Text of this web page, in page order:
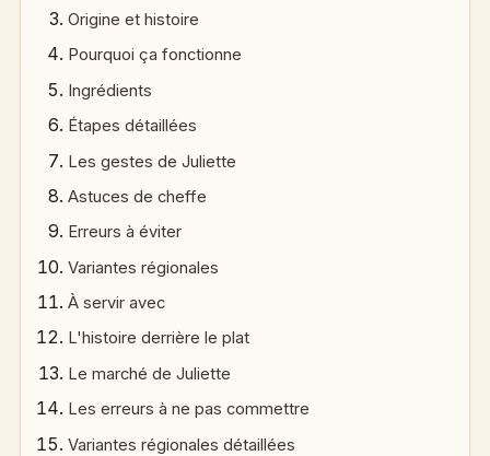
Origine et histoire
Pourquoi ça fonctionne
Ingrédients
Étapes détaillées
Les gestes de Juliette
Astuces de cheffe
Erreurs à éviter
Variantes régionales
À servir avec
L'histoire derrière le plat
Le marché de Juliette
Les erreurs à ne pas commettre
Variantes régionales détaillées